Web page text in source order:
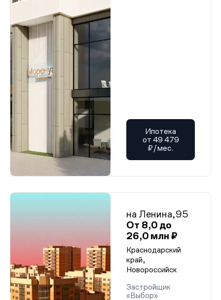
Ипотека
от 49 479
₽/мес.
на Ленина,95
От 8,0 до
26,0 млн ₽
Краснодарский
край,
Новороссийск
Застройщик
«Выбор»